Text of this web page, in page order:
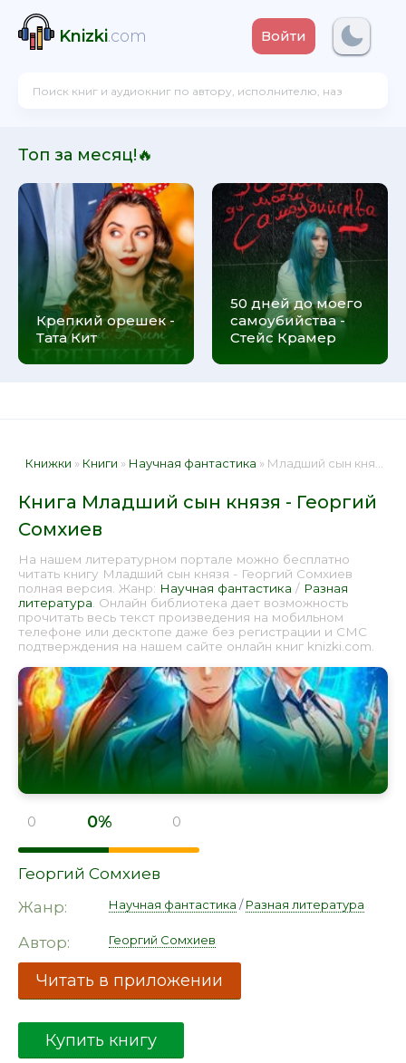
Knizki.com Войти
Топ за месяц!🔥
Крепкий орешек -
Тата Кит
50 дней до моего
самоубийства -
Стейс Крамер
Книжки » Книги » Научная фантастика » Младший сын князя - Георгий Сомхиев 📕 - Книга онлайн бесплатно
Книга Младший сын князя - Георгий
Сомхиев
На нашем литературном портале можно бесплатно
читать книгу Младший сын князя - Георгий Сомхиев
полная версия. Жанр: Научная фантастика / Разная
литература . Онлайн библиотека дает возможность
прочитать весь текст произведения на мобильном
телефоне или десктопе даже без регистрации и СМС
подтверждения на нашем сайте онлайн книг knizki.com.
0 0% 0
Георгий Сомхиев
Жанр:
Научная фантастика /Разная литература
Автор: Георгий Сомхиев
Читать в приложении
Купить книгу